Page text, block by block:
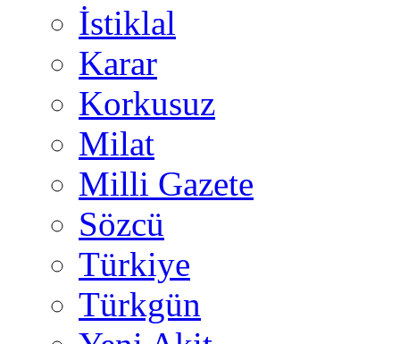
İstiklal
Karar
Korkusuz
Milat
Milli Gazete
Sözcü
Türkiye
Türkgün